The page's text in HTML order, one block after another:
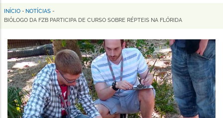
Horizonte
Trilha
navegação
INÍCIO - NOTÍCIAS -
BIÓLOGO DA FZB PARTICIPA DE CURSO SOBRE RÉPTEIS NA FLÓRIDA